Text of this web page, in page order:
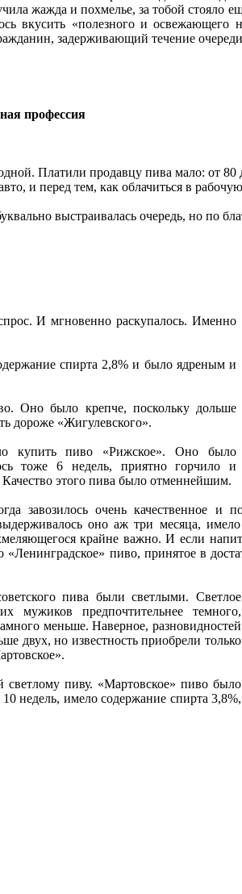
жажда и похмелье, за тобой стояло
вкусить «полезного и
задерживающий течение
профессия
Платили продавцу пива мало: от
и перед тем, как облачиться в
выстраивалась очередь, но по
И мгновенно раскупалось. Именно
спирта 2,8% и было ядреным и
Оно было крепче, поскольку дольше
дороже «Жигулевского».
купить пиво «Рижское». Оно было
тоже 6 недель, приятно горчило и
этого пива было отменнейшим.
завозилось очень качественное и
оно аж три месяца,
крайне важно. И если
пиво, принятое в
пива были светлыми. Светлое
мужиков предпочтительнее темного,
меньше. Наверное, разновидностей
двух, но известность приобрели только
пиву. «Мартовское» пиво было
недель, имело содержание спирта 3,8%,